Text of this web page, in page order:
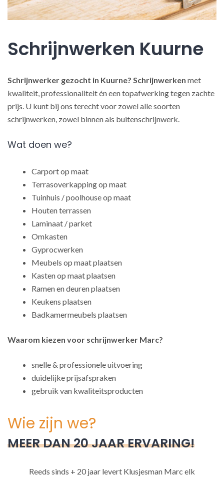
Schrijnwerken Kuurne
Schrijnwerker gezocht in Kuurne? Schrijnwerken met
kwaliteit, professionaliteit én een topafwerking tegen zachte
prijs. U kunt bij ons terecht voor zowel alle soorten
schrijnwerken, zowel binnen als buitenschrijnwerk.
Wat doen we?
Carport op maat
Terrasoverkapping op maat
Tuinhuis / poolhouse op maat
Houten terrassen
Laminaat / parket
Omkasten
Gyprocwerken
Meubels op maat plaatsen
Kasten op maat plaatsen
Ramen en deuren plaatsen
Keukens plaatsen
Badkamermeubels plaatsen
Waarom kiezen voor schrijnwerker Marc?
snelle & professionele uitvoering
duidelijke prijsafspraken
gebruik van kwaliteitsproducten
Wie zijn we?
MEER DAN 20 JAAR ERVARING!
Reeds sinds + 20 jaar levert Klusjesman Marc elk